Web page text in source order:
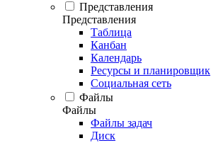
Представления
Представления
Таблица
Канбан
Календарь
Ресурсы и планировщик
Социальная сеть
Файлы
Файлы
Файлы задач
Диск